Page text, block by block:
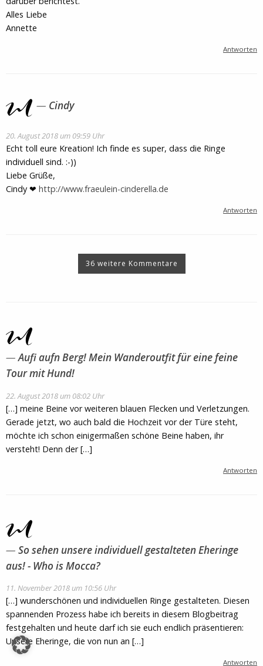
Alles Liebe
Annette
Antworten
Cindy
20. August 2018 um 09:59 Uhr
Echt toll eure Kreation! Ich finde es super, dass die Ringe
individuell sind. :-))
Liebe Grüße,
Cindy ❤ http://www.fraeulein-cinderella.de
Antworten
36 weitere Kommentare
Aufi aufn Berg! Mein Wanderoutfit für eine feine
Tour mit Hund!
22. August 2018 um 08:02 Uhr
[…] meine Beine vor weiteren blauen Flecken und Verletzungen.
Gerade jetzt, wo auch bald die Hochzeit vor der Türe steht,
möchte ich schon einigermaßen schöne Beine haben, ihr
versteht! Denn der […]
Antworten
So sehen unsere individuell gestalteten Eheringe
aus! - Who is Mocca?
11. November 2018 um 10:56 Uhr
[…] wunderschönen und individuellen Ringe gestalteten. Diesen
spannenden Prozess habe ich bereits in diesem Blogbeitrag
festgehalten und heute darf ich sie euch endlich präsentieren:
Unsere Eheringe, die von nun an […]
Antworten